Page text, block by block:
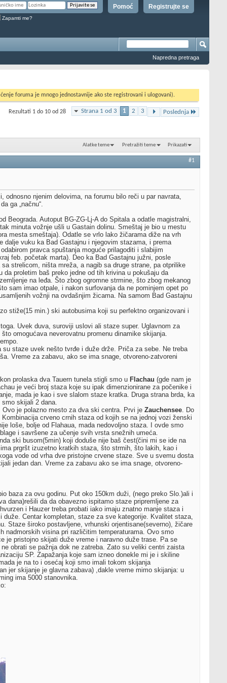
Registrujte se
Pomoć
Zapamti me?
Napredna pretraga
foruma je mnogo jednostavnije ako ste registrovani i ulogovani).
Strana 1 od 3 1 2 3 Poslednja
Rezultati 1 do 10 od 28
Alatke teme Pretražiti teme Prikazati
#1
njenim delovima, na forumu bilo reči u par navrata,
ga „načnu“.
Beograda. Autoput BG-ZG-Lj-A do Spitala a odatle magistralni,
minuta vožnje ušli u Gastain dolinu. Smeštaj je bio u mestu
mesta smeštaja). Odatle se vrlo lako žičarama diže na vrh
vuku ka Bad Gastajnu i njegovim stazama, i prema
pravca spuštanja moguće prilagoditi i slabijim
feb. početak marta). Deo ka Bad Gastajnu južni, posle
strelicom, ništa mreža, a nagib sa druge strane, pa otprilike
proletim baš preko jedne od tih krivina u pokušaju da
na leđa. Što zbog ogromne strmine, što zbog mekanog
sam imao otpale, i nakon surfovanja da ne pominjem opet po
vožnji na ovdašnjim žicama. Na samom Bad Gastajnu
stiže(15 min.) ski autobusima koji su perfektno organizovani i
Uvek duva, suroviji uslovi ali staze super. Uglavnom za
omogućava neverovatnu promenu dinamike skijanja.
staze uvek nešto tvrđe i duže drže. Priča za sebe. Ne treba
Vreme za zabavu, ako se ima snage, otvoreno-zatvoreni
prolaska dva Tauern tunela stigli smo u Flachau (gde nam je
je veći broj staza koje su ipak dimenzionirane za počenike i
mada je kao i sve slalom staze kratka. Druga strana brda, ka
skijali 2 dana.
Ovo je polazno mesto za dva ski centra. Prvi je Zauchensee. Do
crveno crnih staza od kojih se na jednoj vozi ženski
loše, bolje od Flahaua, mada nedovoljno staza. I ovde smo
i savršene za učenje svih vrsta snežnih umeća.
ski busom(5min) koji doduše nije baš čest(čini mi se ide na
prgršt izuzetno kratkih staza, što strmih, što lakih, kao i
vode od vrha dve pristojne crvene staze. Sve u svemu dosta
jedan dan. Vreme za zabavu ako se ima snage, otvoreno-
baza za ovu godinu. Put oko 150km duži, (nego preko Slo.)ali i
dana)rešili da da obavezno ispitamo staze pripremljene za
i Hauzer treba probati iako imaju znatno manje staza i
Centar kompletan, staze za sve kategorije. Kvalitet staza,
Staze široko postavljene, vrhunski orjentisane(severno), žičare
nadmorskih visina pri različitim temperaturama. Ovo smo
je pristojno skijati duže vreme i naravno duže trase. Pa se
obrati se pažnja dok ne zatreba. Zato su veliki centri zaista
SP. Zapažanja koje sam izneo donekle mi je i skiline
je na to i osećaj koji smo imali tokom skijanja
jer skijanje je glavna zabava) ,dakle vreme mimo skijanja: u
ima 5000 stanovnika.